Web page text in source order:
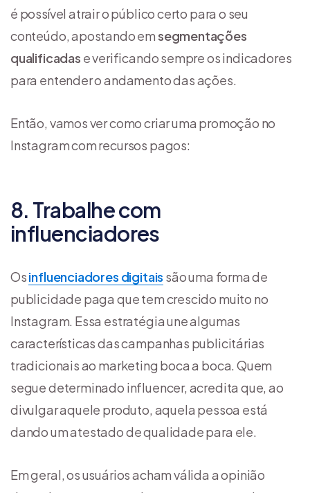
é possível atrair o público certo para o seu
conteúdo, apostando emsegmentações
qualificadas e verificando sempre os indicadores
para entender o andamento das ações.
Então, vamos ver como criar uma promoção no
Instagram com recursos pagos:
8. Trabalhe com
influenciadores
Osinfluenciadores digitais são uma forma de
publicidade paga que tem crescido muito no
Instagram. Essa estratégia une algumas
características das campanhas publicitárias
tradicionais ao marketing boca a boca. Quem
segue determinado influencer, acredita que, ao
divulgar aquele produto, aquela pessoa está
dando um atestado de qualidade para ele.
Em geral, os usuários acham válida a opinião